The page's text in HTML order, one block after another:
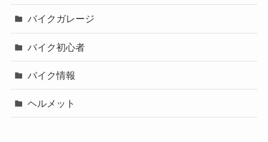
バイクガレージ
バイク初心者
バイク情報
ヘルメット